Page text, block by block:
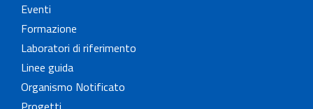
Eventi
Formazione
Laboratori di riferimento
Linee guida
Organismo Notificato